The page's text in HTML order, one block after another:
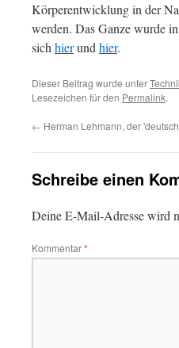
Körperentwicklung in der
werden. Das Ganze wurde in
sich hierund hier.
Dieser Beitrag wurde unter
Lesezeichen für den Permalink.
← Herman Lehmann, der
Schreibe einen
Deine E-Mail-Adresse wird
Kommentar*